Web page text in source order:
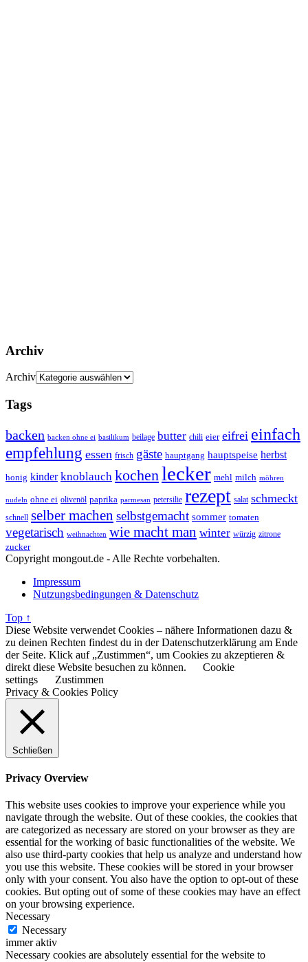
Archiv
Archiv
Tags
backen backen ohne ei basilikum beilage butter chili eier eifrei einfach
empfehlung essen frisch gäste hauptgang hauptspeise herbst
honig kinder knoblauch kochen lecker mehl milch möhren
nudeln ohne ei olivenöl paprika parmesan petersilie rezept salat schmeckt
schnell selber machen selbstgemacht sommer tomaten
vegetarisch weihnachten wie macht man winter würzig zitrone
zucker
Copyright mongout.de - Alle Rechte vorbehalten.
Impressum
Nutzungsbedingungen & Datenschutz
Top ↑
Diese Website verwendet Cookies – nähere Informationen dazu &
zu deinen Rechten findest du in der Datenschutzerklärung am Ende
der Seite. Klick auf „Zustimmen“, um Cookies zu akzeptieren &
direkt diese Website besuchen zu können.
Cookie
settings
Zustimmen
Privacy & Cookies Policy
Schließen
Privacy Overview
This website uses cookies to improve your experience while you
navigate through the website. Out of these cookies, the cookies that
are categorized as necessary are stored on your browser as they are
essential for the working of basic functionalities of the website. We
also use third-party cookies that help us analyze and understand how
you use this website. These cookies will be stored in your browser
only with your consent. You also have the option to opt-out of these
cookies. But opting out of some of these cookies may have an effect
on your browsing experience.
Necessary
Necessary
immer aktiv
Necessary cookies are absolutely essential for the website to